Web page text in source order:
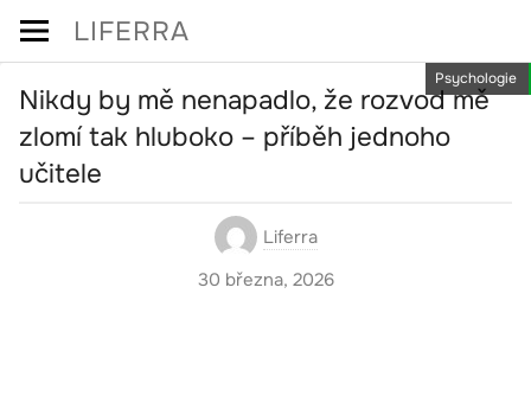
Skip
LIFERRA
Psychologie
Nikdy by mě nenapadlo, že rozvod mě
zlomí tak hluboko – příběh jednoho
učitele
Liferra
30 března, 2026